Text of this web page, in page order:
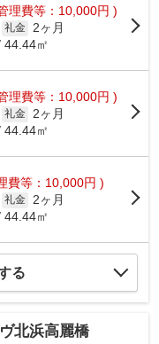
理費等：10,000円 )
礼金 2ヶ月
44.44㎡
理費等：10,000円 )
礼金 2ヶ月
44.44㎡
費等：10,000円 )
礼金 2ヶ月
44.44㎡
る
北浜高麗橋